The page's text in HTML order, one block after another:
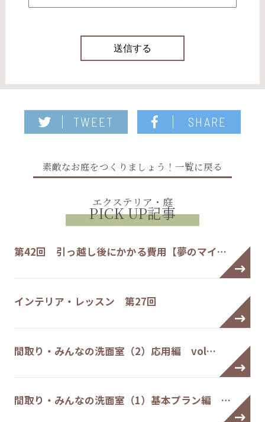
TWEET SHARE
素敵なお庭をつくりましょう！一覧に戻る
エクステリア・庭
PICK UP記事
第42回 引っ越し後にかかる費用【夢のマイ…
インテリア・レッスン 第27回
間取り・みんなの洗面室（2）応用編 vol…
間取り・みんなの洗面室（1）基本プラン編 …